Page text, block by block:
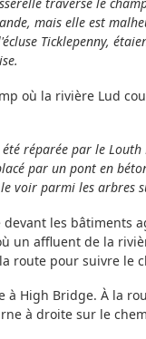
traverse le
mais elle est
Ticklepenny,
où la rivière Lud
été réparée par le
par un pont en
voir parmi les arbres
les bâtiments
un affluent de la
route pour suivre le
High Bridge. À la
à droite sur le